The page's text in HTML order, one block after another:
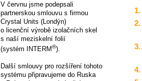
V červnu jsme podepsali
partnerskou smlouvu s firmou
Crystal Units (Londýn)
o licenční výrobě izolačních skel
s naší meziskelní folií
(systém INTERM®).
Další smlouvy pro rozšíření tohoto
systému připravujeme do Ruska